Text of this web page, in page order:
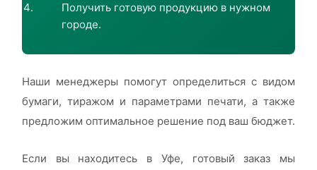
Получить готовую продукцию в нужном
городе.
Наши менеджеры помогут определиться с видом
бумаги, тиражом и параметрами печати, а также
предложим оптимальное решение под ваш бюджет.
Если вы находитесь в Уфе, готовый заказ мы